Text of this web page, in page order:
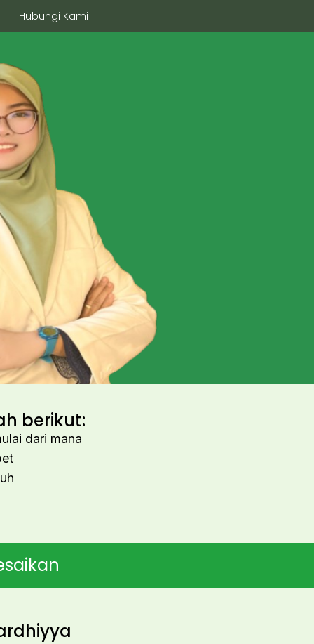
Hubungi Kami
berikut:
dari mana